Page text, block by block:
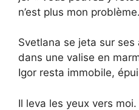
n’est plus mon
Svetlana se jeta sur
dans une valise en
Igor resta immobile,
Il leva les yeux vers moi.